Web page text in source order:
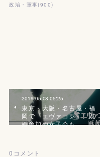
政治・軍事(900)
2019.05.08 05:25
東京・大阪・名古屋・福
岡で『エヴァコン』、既
婚参加や女子会も
0 コメント